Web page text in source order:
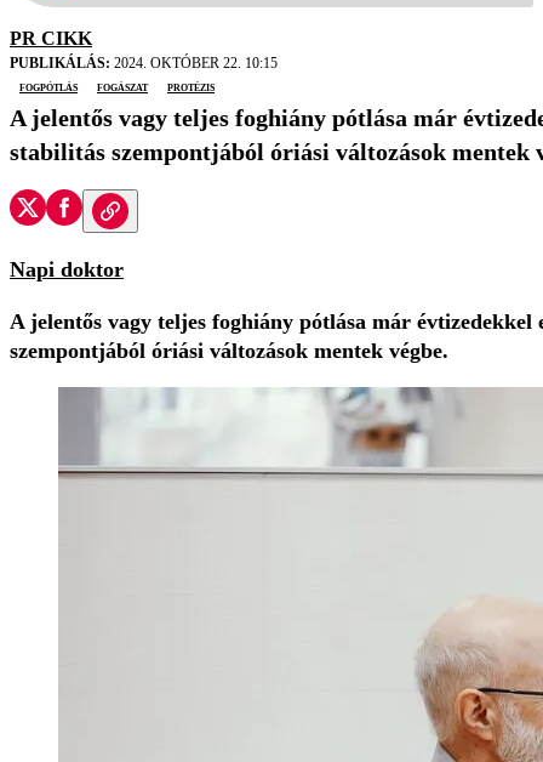
PR CIKK
PUBLIKÁLÁS: 2024. OKTÓBER 22. 10:15
fogpótlás
fogászat protézis
A jelentős vagy teljes foghiány pótlása már
stabilitás szempontjából óriási változások mentek
Napi doktor
A jelentős vagy teljes foghiány pótlása már évtizedekkel
szempontjából óriási változások mentek végbe.